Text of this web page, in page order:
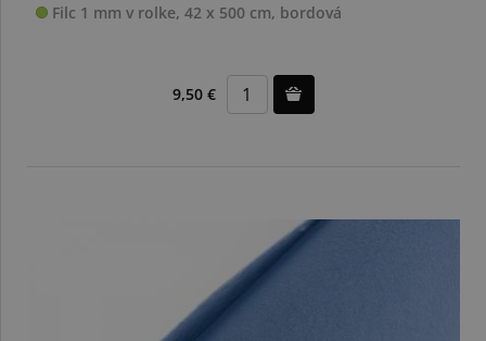
Filc 1 mm v rolke, 42 x 500 cm, bordová
9,50 €